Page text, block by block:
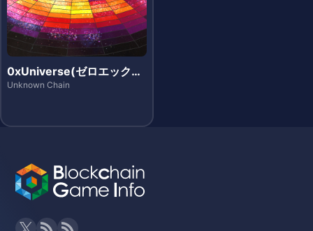
0xUniverse(ゼロエックス
ユニバース)
Unknown Chain